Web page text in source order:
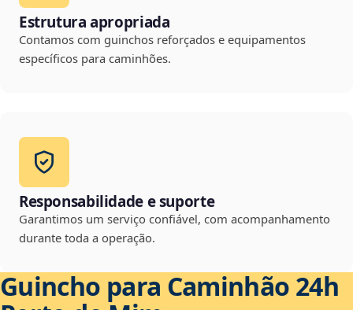
Estrutura apropriada
Contamos com guinchos reforçados e equipamentos
específicos para caminhões.
Responsabilidade e suporte
Garantimos um serviço confiável, com acompanhamento
durante toda a operação.
Guincho para Caminhão 24h